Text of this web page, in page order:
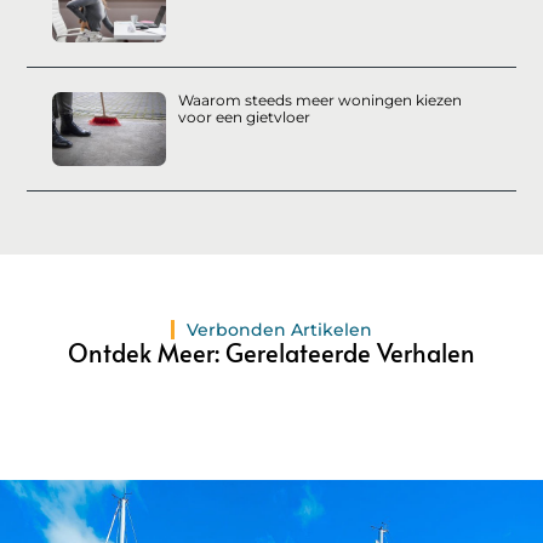
Waarom steeds meer woningen kiezen
voor een gietvloer
Verbonden Artikelen
Ontdek Meer: Gerelateerde Verhalen